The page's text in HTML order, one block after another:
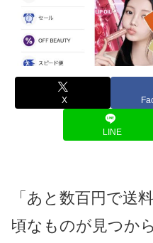
X
LINE
「あと数百円で送
頃なものが見つか